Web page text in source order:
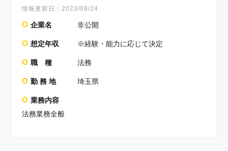
情報更新日：2023/08/24
企業名 非公開
想定年収 ※経験・能力に応じて決定
職 種 法務
勤 務 地 埼玉県
業務内容
法務業務全般